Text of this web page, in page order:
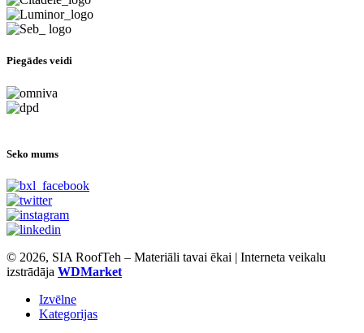
Piegādes veidi
Seko mums
© 2026, SIA RoofTeh – Materiāli tavai ēkai | Interneta veikalu
izstrādāja WDMarket
Izvēlne
Kategorijas